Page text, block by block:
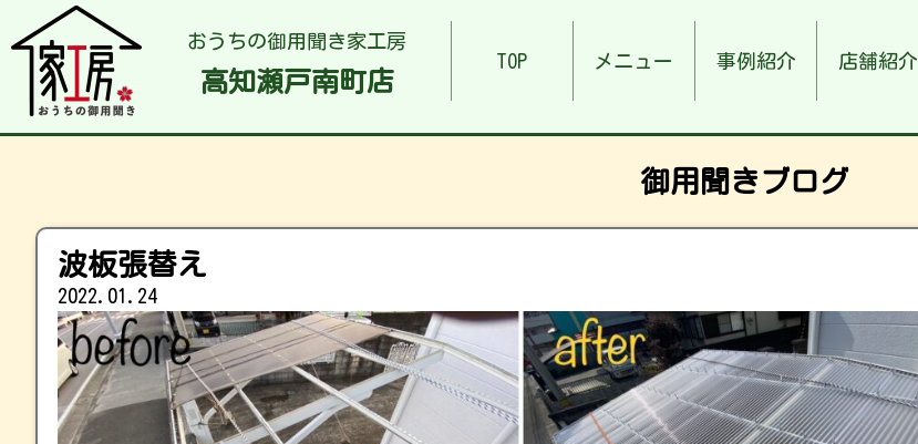
おうちの御用聞き家工房
高知瀬戸南町店
TOP メニュー 事例紹介 店舗紹介
御用聞きブログ
波板張替え
2022.01.24